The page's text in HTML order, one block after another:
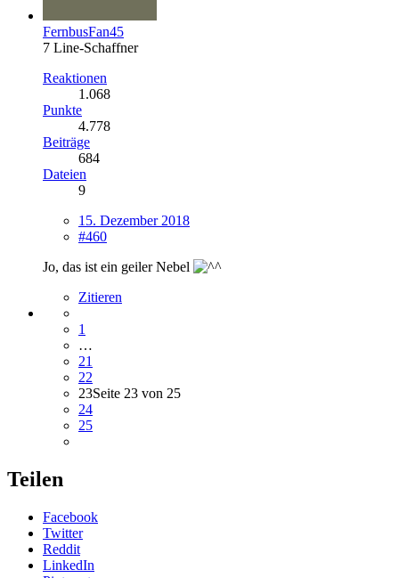
FernbusFan45
7 Line-Schaffner
Reaktionen
1.068
Punkte
4.778
Beiträge
684
Dateien
9
15. Dezember 2018
#460
Jo, das ist ein geiler Nebel
Zitieren
1
…
21
22
23Seite 23 von 25
24
25
Teilen
Facebook
Twitter
Reddit
LinkedIn